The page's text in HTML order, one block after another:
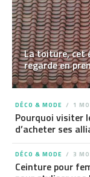
La toiture, cet
regarde en
DÉCO & MODE 1
Pourquoi visiter
d’acheter ses
DÉCO & MODE 3
Ceinture pour